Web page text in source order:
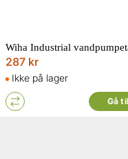
287 kr
Ikke på lager
Gå til